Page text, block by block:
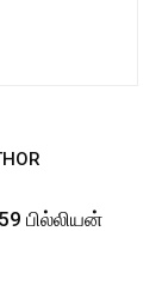
பில்லியன்